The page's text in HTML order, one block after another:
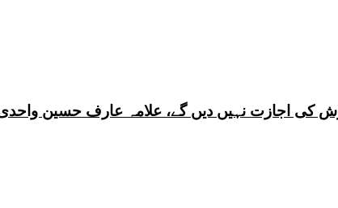
کی اجازت نہیں دیں گے، علامہ عارف حسین